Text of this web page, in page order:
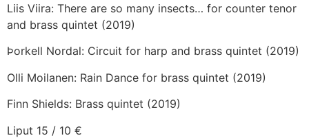
Liis Viira: There are so many insects… for counter tenor
and brass quintet (2019)
Þorkell Nordal: Circuit for harp and brass quintet (2019)
Olli Moilanen: Rain Dance for brass quintet (2019)
Finn Shields: Brass quintet (2019)
Liput 15 / 10 €